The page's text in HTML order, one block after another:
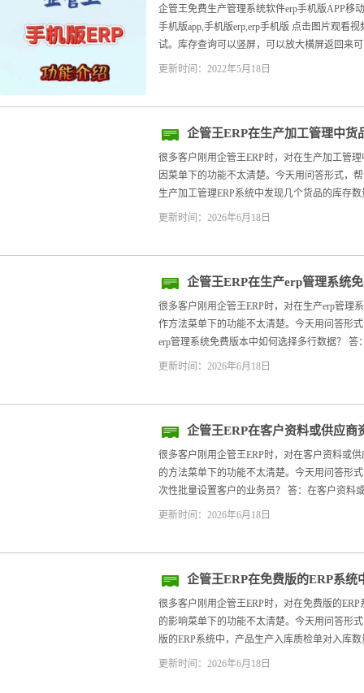
版功能介绍
企管王免费生产管理系统软件erp手机版APP移
手机版app,手机版erp,erp手机版 点击图片观看
试。库存查询可以竖屏，可以放大横屏返回来
更新时间：2022年5月18日
企管王ERP在生产加工管理中货
原因
很多客户刚用企管王ERP时，对在生产加工管
因菜单下的功能不太清楚。今天用问答形式，
生产加工管理ERP系统中发现几个货品的库存
更新时间：2026年6月18日
企管王ERP在生产erp管理系统
操作方法
很多客户刚用企管王ERP时，对在生产erp管理
作方法菜单下的功能不太清楚。今天用问答形
erp管理系统免费版本中如何选择多行数据？ 答
更新时间：2026年6月18日
企管王ERP在客户资料或供应商
员的方法
很多客户刚用企管王ERP时，对在客户资料或
的方法菜单下的功能不太清楚。今天用问答形
次性批量设置客户的业务员？ 答：在客户资料
更新时间：2026年6月18日
企管王ERP在免费版的ERP系
数量的影响
很多客户刚用企管王ERP时，对在免费版的
的影响菜单下的功能不太清楚。今天用问答形
版的ERP系统中，产品生产入库质检单对入库
更新时间：2026年6月18日